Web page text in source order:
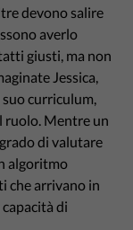
devono salire
averlo
giusti, ma non
Jessica,
curriculum,
ruolo. Mentre un
di valutare
algoritmo
che arrivano in
di